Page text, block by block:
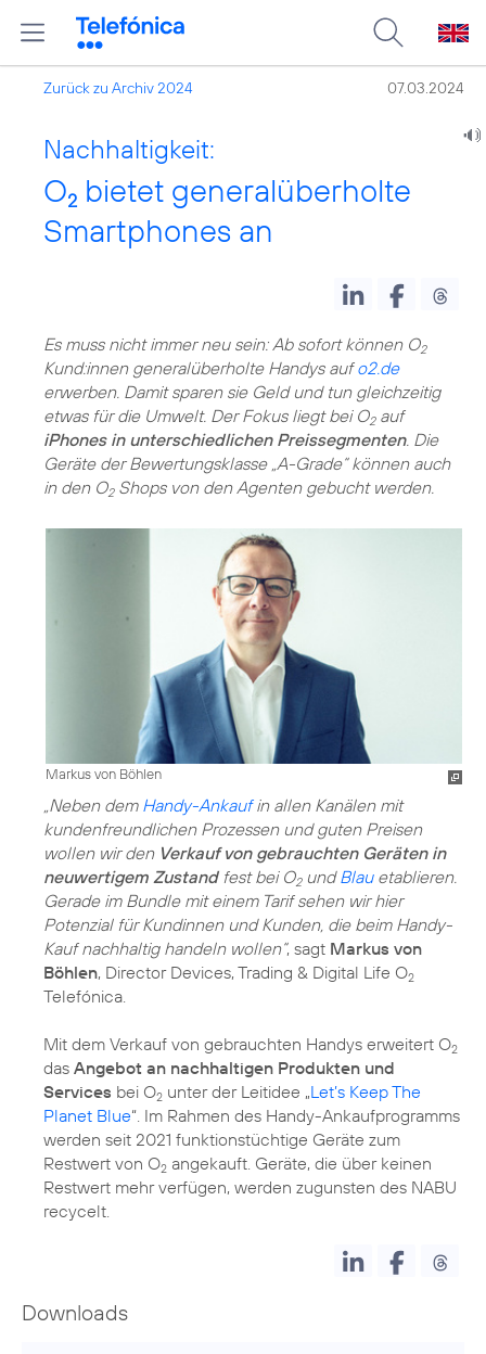
Zurück zu Archiv 2024 07.03.2024
Nachhaltigkeit:
O2 bietet generalüberholte
Smartphones an
Es muss nicht immer neu sein: Ab sofort können O2
Kund:innen generalüberholte Handys aufo2.de
erwerben. Damit sparen sie Geld und tun gleichzeitig
etwas für die Umwelt. Der Fokus liegt bei O2auf
iPhones in unterschiedlichen Preissegmenten. Die
Geräte der Bewertungsklasse „A-Grade“ können auch
in den O2Shops von den Agenten gebucht werden.
Markus von Böhlen
„Neben dem Handy-Ankaufin allen Kanälen mit
kundenfreundlichen Prozessen und guten Preisen
wollen wir den Verkauf von gebrauchten Geräten in
neuwertigem Zustandfest bei O2undBlauetablieren.
Gerade im Bundle mit einem Tarif sehen wir hier
Potenzial für Kundinnen und Kunden, die beim Handy-
Kauf nachhaltig handeln wollen“, sagt Markus von
Böhlen, Director Devices, Trading & Digital Life O2
Telefónica.
Mit dem Verkauf von gebrauchten Handys erweitert O2
das Angebot an nachhaltigen Produkten und
Services bei O2 unter der Leitidee „Let’s Keep The
Planet Blue“. Im Rahmen des Handy-Ankaufprogramms
werden seit 2021 funktionstüchtige Geräte zum
Restwert von O2 angekauft. Geräte, die über keinen
Restwert mehr verfügen, werden zugunsten des NABU
recycelt.
Downloads